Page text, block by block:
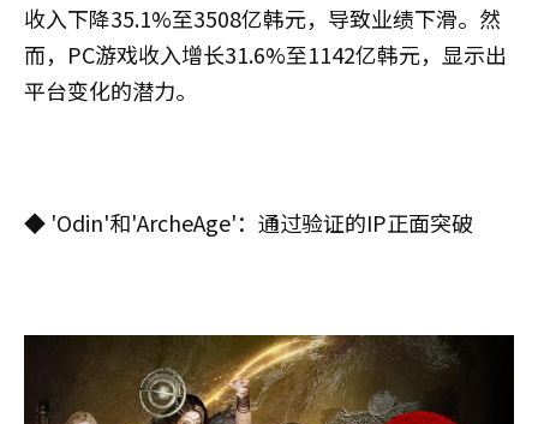
收入下降35.1%至3508亿韩元，导致业绩下滑。然
而，PC游戏收入增长31.6%至1142亿韩元，显示出
平台变化的潜力。
◆ 'Odin'和'ArcheAge'：通过验证的IP正面突破